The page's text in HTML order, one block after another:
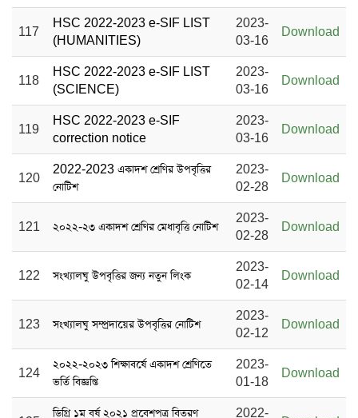
117
HSC 2022-2023 e-SIF LIST
(HUMANITIES)
2023-
03-16
Download
118
HSC 2022-2023 e-SIF LIST
(SCIENCE)
2023-
03-16
Download
119
HSC 2022-2023 e-SIF
correction notice
2023-
03-16
Download
120
2022-2023 একাদশ শ্রেণির উপবৃত্তির
নোটিশ
2023-
02-28
Download
121 ২০২২-২৩ একাদশ শ্রেণির মেধাবৃত্তি নোটিশ
2023-
02-28
Download
122 সংখ্যালঘু উপবৃত্তির জন্য নতুন লিংক
2023-
02-14
Download
123 সংখ্যালঘু সম্প্রদায়ের উপবৃত্তির নোটিশ
2023-
02-12
Download
124
২০২২-২০২৩ শিক্ষাবর্ষে একাদশ শ্রেণিতে
ভর্তি বিজ্ঞপ্তি
2023-
01-18
Download
ডিগ্রি ১ম বর্ষ ২০২১ প্রবেশপত্র বিতরণ
2022-